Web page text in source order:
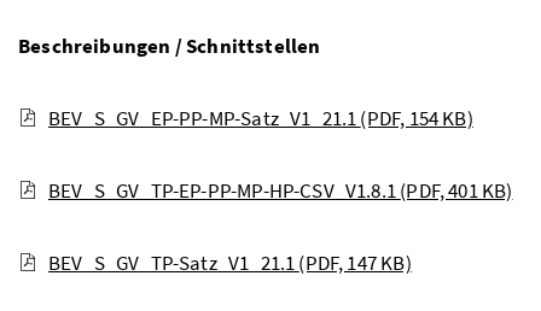
Beschreibungen / Schnittstellen
BEV_S_GV_EP-PP-MP-Satz_V1_21.1(PDF, 154 KB)
BEV_S_GV_TP-EP-PP-MP-HP-CSV_V1.8.1(PDF, 401 KB)
BEV_S_GV_TP-Satz_V1_21.1(PDF, 147 KB)